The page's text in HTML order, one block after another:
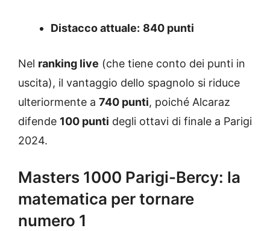
Distacco attuale: 840 punti
Nel ranking live (che tiene conto dei punti in
uscita), il vantaggio dello spagnolo si riduce
ulteriormente a 740 punti, poiché Alcaraz
difende 100 punti degli ottavi di finale a Parigi
2024.
Masters 1000 Parigi-Bercy: la
matematica per tornare
numero 1